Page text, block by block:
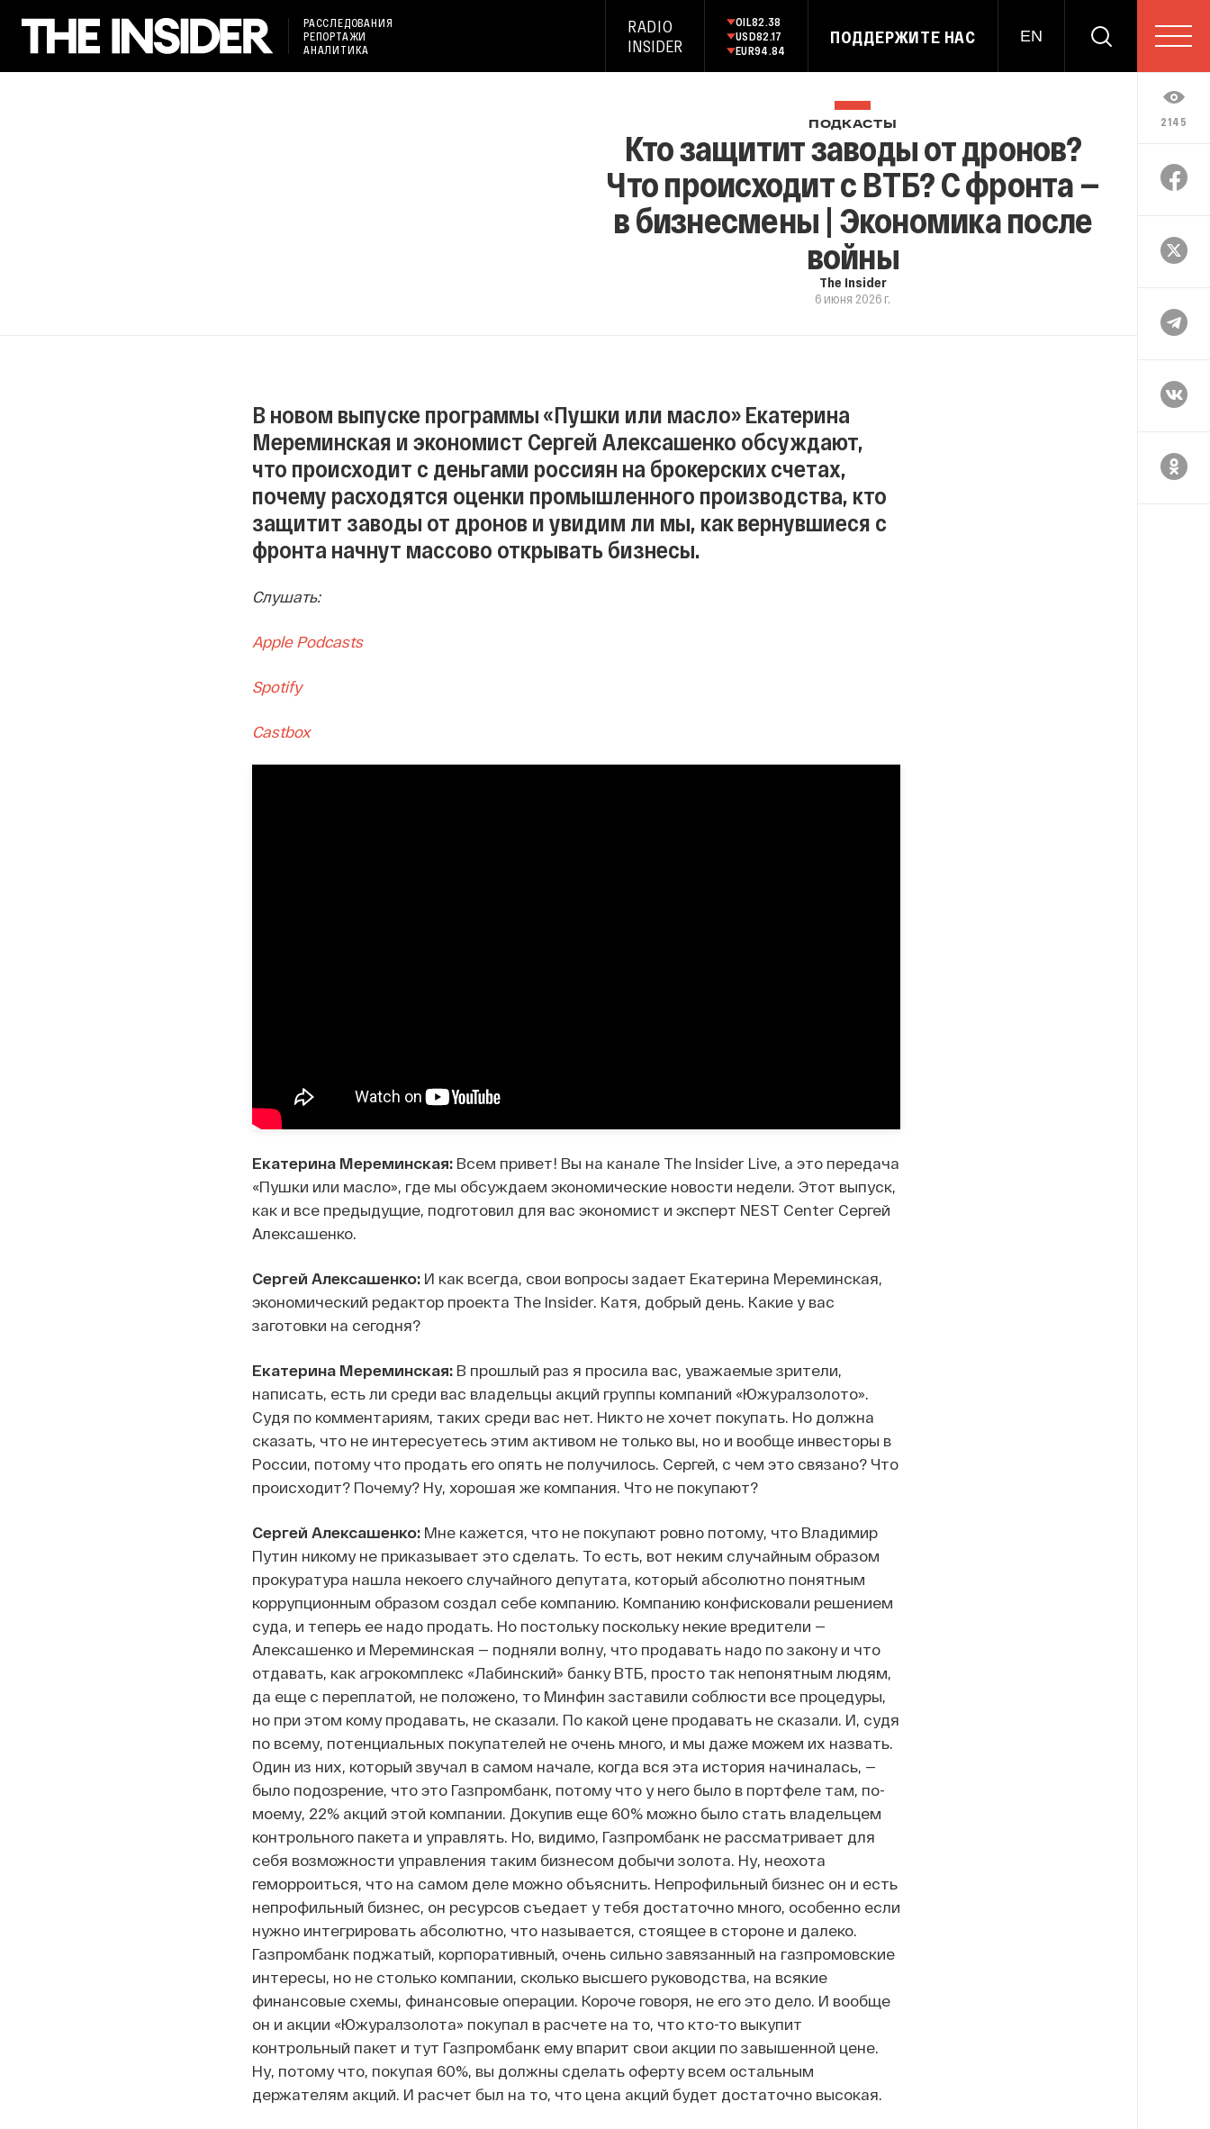
РАССЛЕДОВАНИЯ
РЕПОРТАЖИ
АНАЛИТИКА
RADIO
INSIDER
OIL82.38
USD82.17
EUR94.84
ПОДДЕРЖИТЕ НАС EN
2145
ПОДКАСТЫ
Кто защитит заводы от дронов?
Что происходит с ВТБ? С фронта —
в бизнесмены | Экономика после
войны
The Insider
6 июня 2026 г.
В новом выпуске программы «Пушки или масло» Екатерина
Мереминская и экономист Сергей Алексашенко обсуждают,
что происходит с деньгами россиян на брокерских счетах,
почему расходятся оценки промышленного производства, кто
защитит заводы от дронов и увидим ли мы, как вернувшиеся с
фронта начнут массово открывать бизнесы.
Слушать:
Apple Podcasts
Spotify
Castbox
Екатерина Мереминская:Всем привет! Вы на канале The Insider Live, а это передача
«Пушки или масло», где мы обсуждаем экономические новости недели. Этот выпуск,
как и все предыдущие, подготовил для вас экономист и эксперт NEST Center Сергей
Алексашенко.
Сергей Алексашенко:И как всегда, свои вопросы задает Екатерина Мереминская,
экономический редактор проекта The Insider. Катя, добрый день. Какие у вас
заготовки на сегодня?
Екатерина Мереминская:В прошлый раз я просила вас, уважаемые зрители,
написать, есть ли среди вас владельцы акций группы компаний «Южуралзолото».
Судя по комментариям, таких среди вас нет. Никто не хочет покупать. Но должна
сказать, что не интересуетесь этим активом не только вы, но и вообще инвесторы в
России, потому что продать его опять не получилось. Сергей, с чем это связано? Что
происходит? Почему? Ну, хорошая же компания. Что не покупают?
Сергей Алексашенко:Мне кажется, что не покупают ровно потому, что Владимир
Путин никому не приказывает это сделать. То есть, вот неким случайным образом
прокуратура нашла некоего случайного депутата, который абсолютно понятным
коррупционным образом создал себе компанию. Компанию конфисковали решением
суда, и теперь ее надо продать. Но постольку поскольку некие вредители —
Алексашенко и Мереминская — подняли волну, что продавать надо по закону и что
отдавать, как агрокомплекс «Лабинский» банку ВТБ, просто так непонятным людям,
да еще с переплатой, не положено, то Минфин заставили соблюсти все процедуры,
но при этом кому продавать, не сказали. По какой цене продавать не сказали. И, судя
по всему, потенциальных покупателей не очень много, и мы даже можем их назвать.
Один из них, который звучал в самом начале, когда вся эта история начиналась, —
было подозрение, что это Газпромбанк, потому что у него было в портфеле там, по-
моему, 22% акций этой компании. Докупив еще 60% можно было стать владельцем
контрольного пакета и управлять. Но, видимо, Газпромбанк не рассматривает для
себя возможности управления таким бизнесом добычи золота. Ну, неохота
геморроиться, что на самом деле можно объяснить. Непрофильный бизнес он и есть
непрофильный бизнес, он ресурсов съедает у тебя достаточно много, особенно если
нужно интегрировать абсолютно, что называется, стоящее в стороне и далеко.
Газпромбанк поджатый, корпоративный, очень сильно завязанный на газпромовские
интересы, но не столько компании, сколько высшего руководства, на всякие
финансовые схемы, финансовые операции. Короче говоря, не его это дело. И вообще
он и акции «Южуралзолота» покупал в расчете на то, что кто-то выкупит
контрольный пакет и тут Газпромбанк ему впарит свои акции по завышенной цене.
Ну, потому что, покупая 60%, вы должны сделать оферту всем остальным
держателям акций. И расчет был на то, что цена акций будет достаточно высокая.